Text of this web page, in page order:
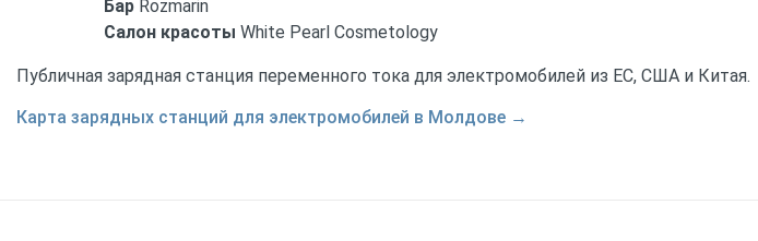
Бар Rozmarin
Салон красоты White Pearl Cosmetology
Публичная зарядная станция переменного тока для электромобилей из ЕС, США и Китая.
Карта зарядных станций для электромобилей в Молдове →